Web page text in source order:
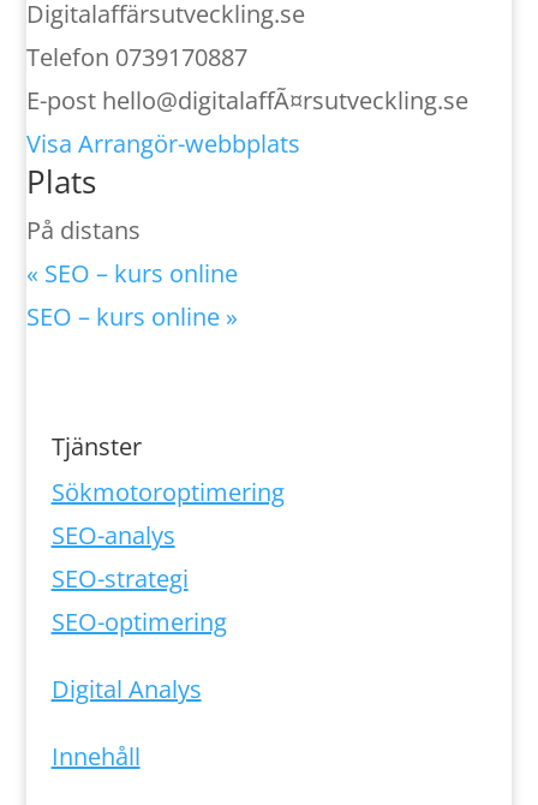
Digitalaffärsutveckling.se
Telefon 0739170887
E-post hello@digitalaffÃ¤rsutveckling.se
Visa Arrangör-webbplats
Plats
På distans
« SEO – kurs online
SEO – kurs online »
Tjänster
Sökmotoroptimering
SEO-analys
SEO-strategi
SEO-optimering
Digital Analys
Innehåll